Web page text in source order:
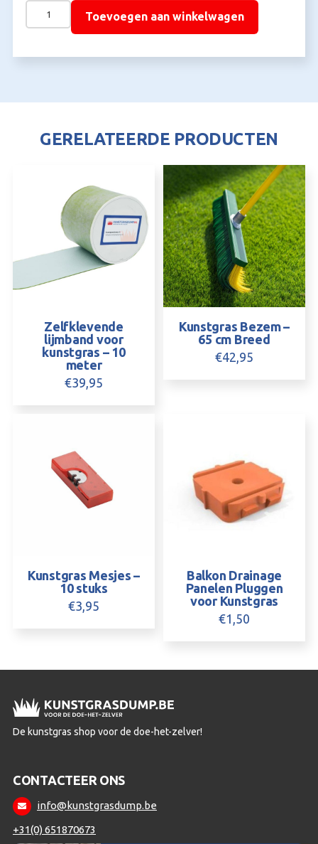
Kunstgras
kit
Toevoegen aan winkelwagen
GERELATEERDE PRODUCTEN
Zelfklevende
lijmband voor
kunstgras – 10
meter
€39,95
Kunstgras Bezem –
65 cm Breed
€42,95
Kunstgras Mesjes –
10 stuks
€3,95
Balkon Drainage
Panelen Pluggen
voor Kunstgras
€1,50
De kunstgras shop voor de doe-het-zelver!
CONTACTEER ONS
info@kunstgrasdump.be
+31(0) 651870673